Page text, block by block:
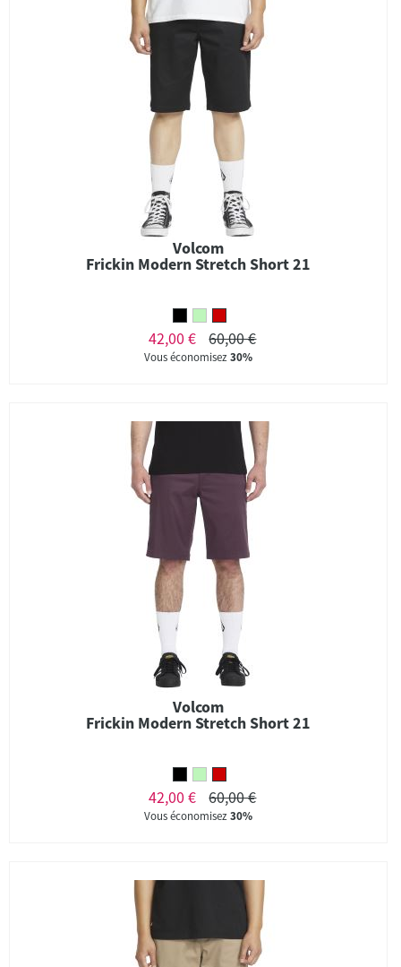
Volcom
Frickin Modern Stretch Short 21
42,00 € 60,00 €
Vous économisez30%
Volcom
Frickin Modern Stretch Short 21
42,00 € 60,00 €
Vous économisez30%